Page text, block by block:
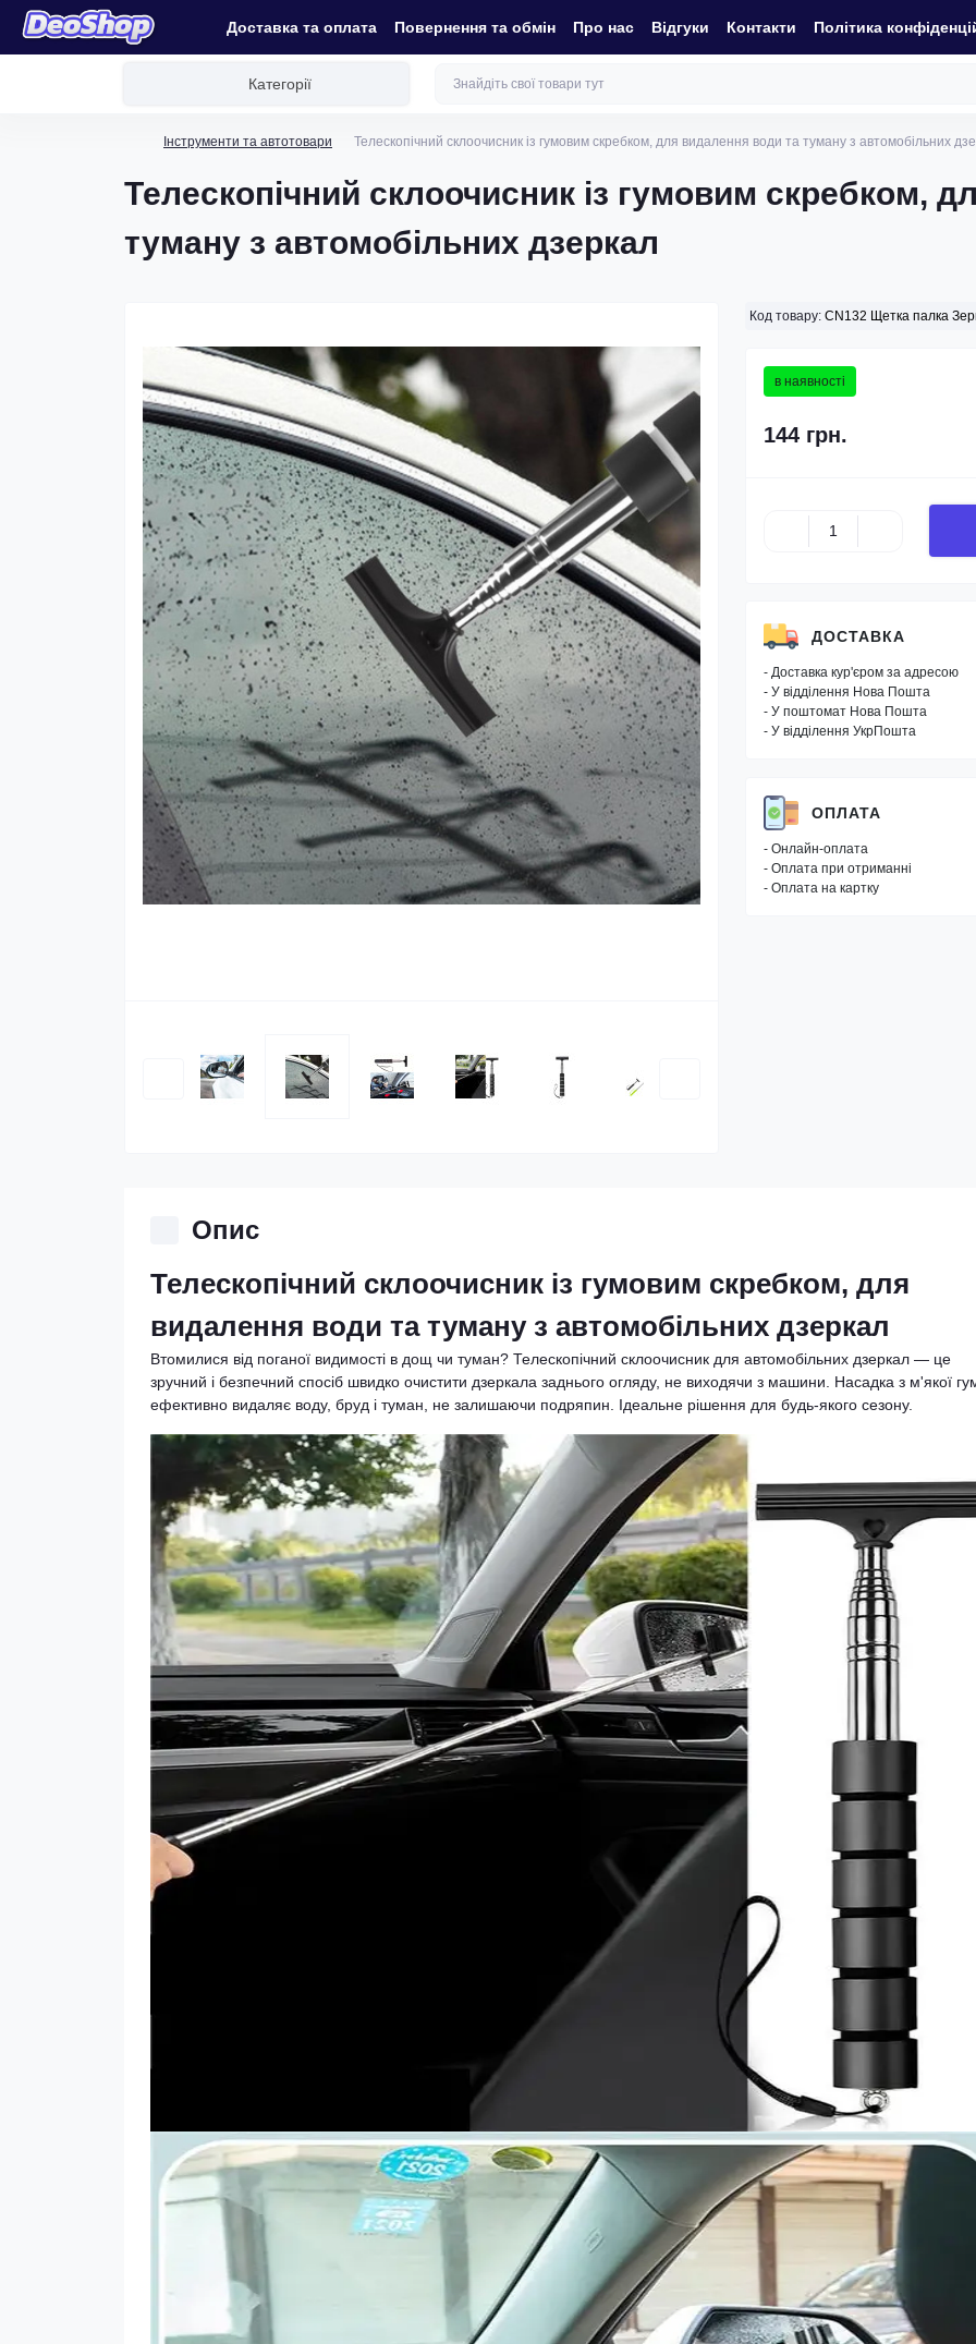
Доставка та оплата Повернення та обмін Про нас Відгуки Контакти Політика
Категорії
Інструменти та автотовари Телескопічний склоочисник із гумовим скребком, для видалення води та туману з автомобільних
Телескопічний склоочисник із гумовим скребком,
туману з автомобільних дзеркал
Код товару: CN132 Щетка палка
в наявності
144 грн.
ДОСТАВКА
- Доставка кур'єром за адресою
- У відділення Нова Пошта
- У поштомат Нова Пошта
- У відділення УкрПошта
ОПЛАТА
- Онлайн-оплата
- Оплата при отриманні
- Оплата на картку
Опис
Телескопічний склоочисник із гумовим скребком, для
видалення води та туману з автомобільних дзеркал
Втомилися від поганої видимості в дощ чи туман? Телескопічний склоочисник для автомобільних дзеркал — це
зручний і безпечний спосіб швидко очистити дзеркала заднього огляду, не виходячи з машини. Насадка з м'якої
ефективно видаляє воду, бруд і туман, не залишаючи подряпин. Ідеальне рішення для будь-якого сезону.